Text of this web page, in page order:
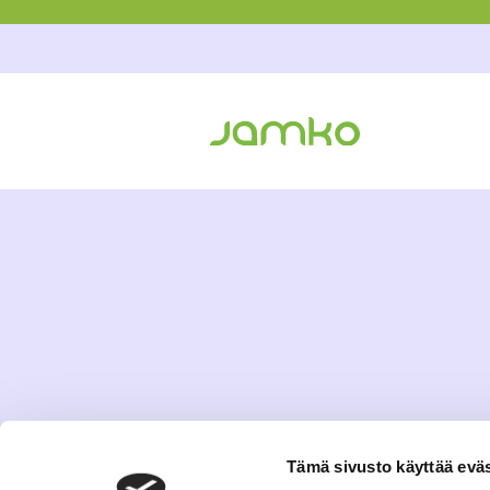
Tämä sivusto käyttää